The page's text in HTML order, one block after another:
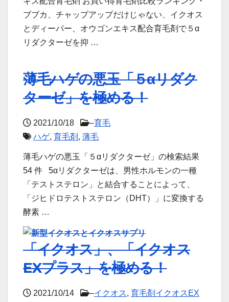
ブブカ、チャップアップだけじゃない、イクオス
とディーパー、オウゴンエキス配合育毛剤で５α
リダクターゼを抑 …
薄毛ハゲの悪玉「５αリダク
ターゼ」を極める！
2021/10/18 –育毛
ハゲ, 育毛剤 , 薄毛
薄毛ハゲの悪玉「５αリダクターゼ」の検索結果
54 件 5αリダクターゼは、男性ホルモンの一種
「テストステロン」と結合することによって、
「ジヒドロテストステロン（DHT）」に変換する
酵素 …
「イクオス」、「イクオス
EXプラス」を極める！
2021/10/14 –イクオス, 育毛剤イクオスEX